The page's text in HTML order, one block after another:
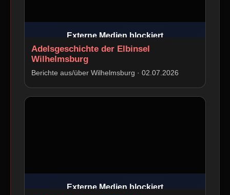
Externe Medien blockiert
Beim Laden können personenbezogene
Daten an den Drittanbieter übertragen
Adelsgeschichte der Elbinsel
Wilhelmsburg
Berichte aus/über Wilhelmsburg · 02.07.2026
Externe Medien blockiert